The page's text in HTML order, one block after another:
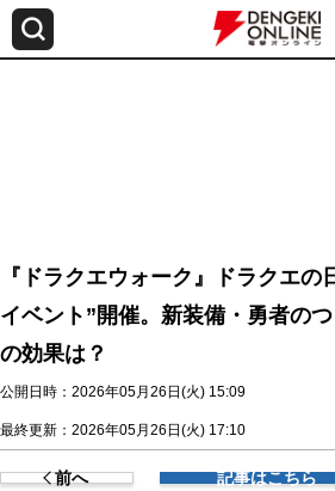
『ドラクエウォーク』ドラクエの
イベント”開催。新装備・勇者の
の効果は？
公開日時：2026年05月26日(火) 15:09
最終更新：2026年05月26日(火) 17:10
前へ 記事はこちら